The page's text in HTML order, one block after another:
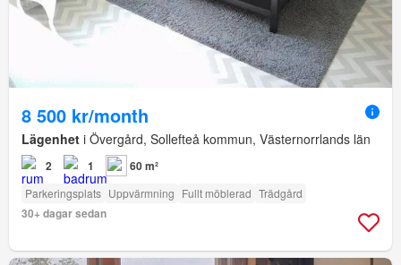
8 500 kr/month
Lägenhet i Övergård, Sollefteå kommun, Västernorrlands län
2 1 60 m²
Parkeringsplats Uppvärmning Fullt möblerad Trädgård
30+ dagar sedan